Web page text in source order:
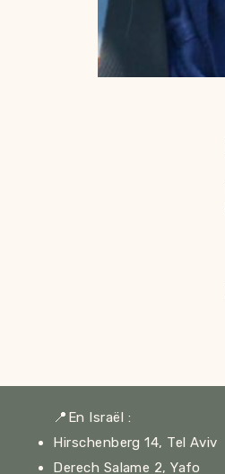
📍 En Israël :
Hirschenberg 14, Tel Aviv
Derech Salame 2, Yafo